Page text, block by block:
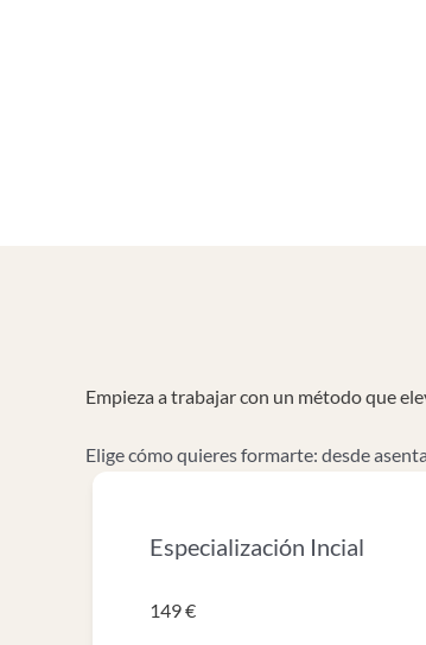
Empieza a trabajar con un método que
Elige cómo quieres formarte: desde
Especialización Incial
149 €